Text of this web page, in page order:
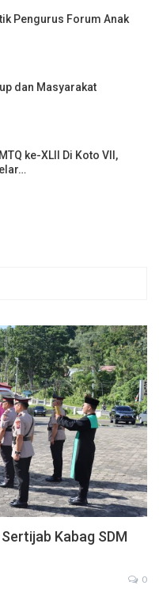
Pengurus Forum Anak
dan Masyarakat
ke-XLII Di Koto VII,
Kabag SDM
0